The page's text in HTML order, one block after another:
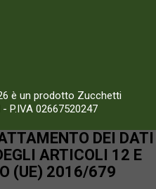
è un prodotto Zucchetti
- P.IVA 02667520247
DEI DATI
ARTICOLI 12 E
(UE) 2016/679